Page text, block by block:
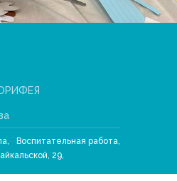
, Воспитательная работа,
29,